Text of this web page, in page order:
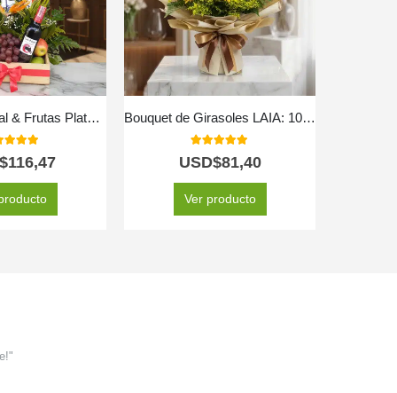
🌸 Arreglo Floral & Frutas Platonia 🍇🍍 | Detalle Natural y Elegante
116,47
Bouquet de Girasoles LAIA: 10 Flores Radiantes y Frescas ⚜️
USD$81,40
Ver producto